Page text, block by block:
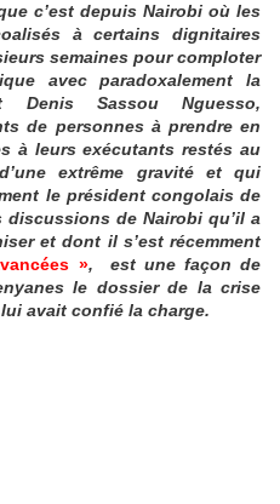
c’est depuis Nairobi où les
à certains dignitaires
semaines pour comploter
avec paradoxalement la
Denis Sassou Nguesso,
de personnes à prendre en
à leurs exécutants restés au
extrême gravité et qui
le président congolais de
de Nairobi qu’il a
et dont il s’est récemment
», est une façon de
le dossier de la crise
avait confié la charge.